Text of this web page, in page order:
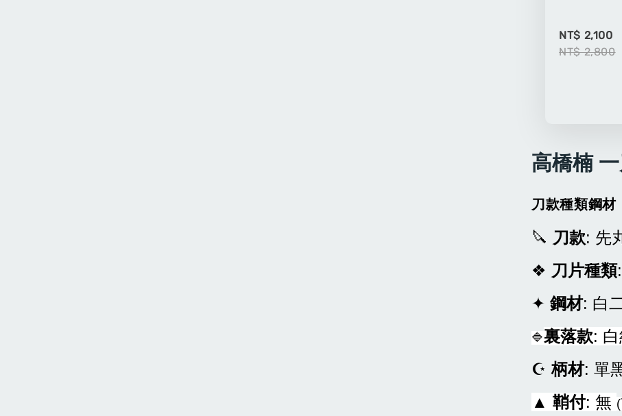
NT$ 2,100
NT$ 2,800
高橋楠
刀款種類鋼材
🔪 刀款: 先
❖ 刀片種類
✦鋼材: 白
🔷裏落款:
☪柄材: 單
▲鞘付: 無